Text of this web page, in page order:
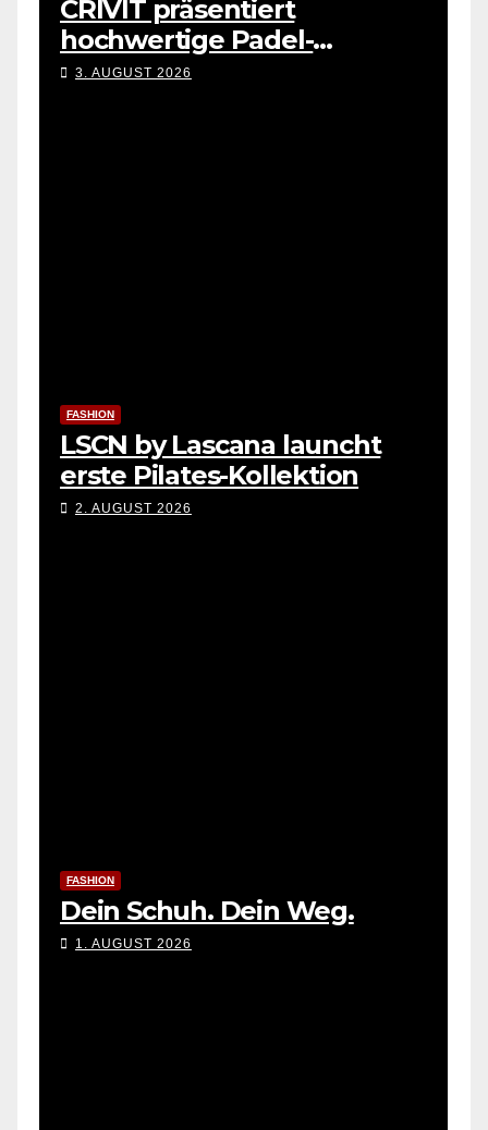
CRIVIT präsentiert
hochwertige Padel-
Kollektion
3. AUGUST 2026
FASHION
LSCN by Lascana launcht
erste Pilates-Kollektion
2. AUGUST 2026
FASHION
Dein Schuh. Dein Weg.
1. AUGUST 2026